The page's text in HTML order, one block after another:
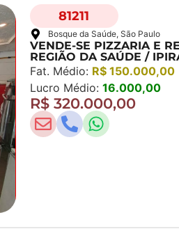
81211
Bosque da Saúde, São Paulo
VENDE-SE PIZZARIA E
REGIÃO DA SAÚDE /
Fat. Médio: R$ 150.000,00
Lucro Médio: 16.000,00
R$ 320.000,00